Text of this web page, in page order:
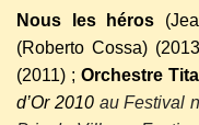
Nous les héros
(Roberto Cossa)
(2011) ; Orchestre
d’Or 2010 au Festival